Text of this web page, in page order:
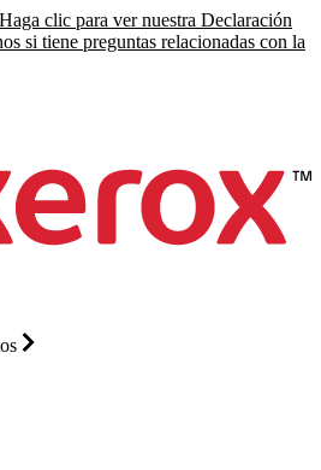
Haga clic para ver nuestra Declaración
si tiene preguntas relacionadas con la